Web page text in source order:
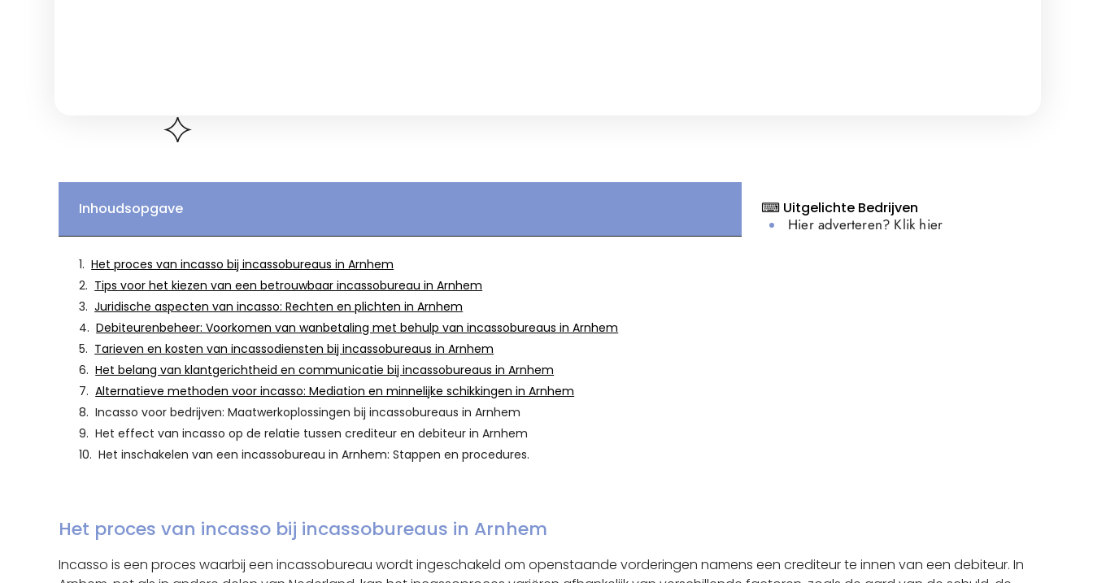
Inhoudsopgave
Het proces van incasso bij incassobureaus in Arnhem
Tips voor het kiezen van een betrouwbaar incassobureau in Arnhem
Juridische aspecten van incasso: Rechten en plichten in Arnhem
Debiteurenbeheer: Voorkomen van wanbetaling met behulp van incassobureaus in Arnhem
Tarieven en kosten van incassodiensten bij incassobureaus in Arnhem
Het belang van klantgerichtheid en communicatie bij incassobureaus in Arnhem
Alternatieve methoden voor incasso: Mediation en minnelijke schikkingen in Arnhem
Incasso voor bedrijven: Maatwerkoplossingen bij incassobureaus in Arnhem
Het effect van incasso op de relatie tussen crediteur en debiteur in Arnhem
Het inschakelen van een incassobureau in Arnhem: Stappen en procedures.
⌨ Uitgelichte Bedrijven
Hier adverteren? Klik hier
Het proces van incasso bij incassobureaus in Arnhem
Incasso is een proces waarbij een incassobureau wordt ingeschakeld om openstaande vorderingen namens een crediteur te innen van een debiteur. In